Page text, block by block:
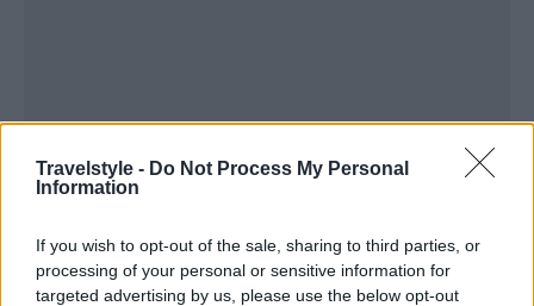
Travelstyle - Do Not Process My Personal
Information
If you wish to opt-out of the sale, sharing to third parties, or
processing of your personal or sensitive information for
targeted advertising by us, please use the below opt-out